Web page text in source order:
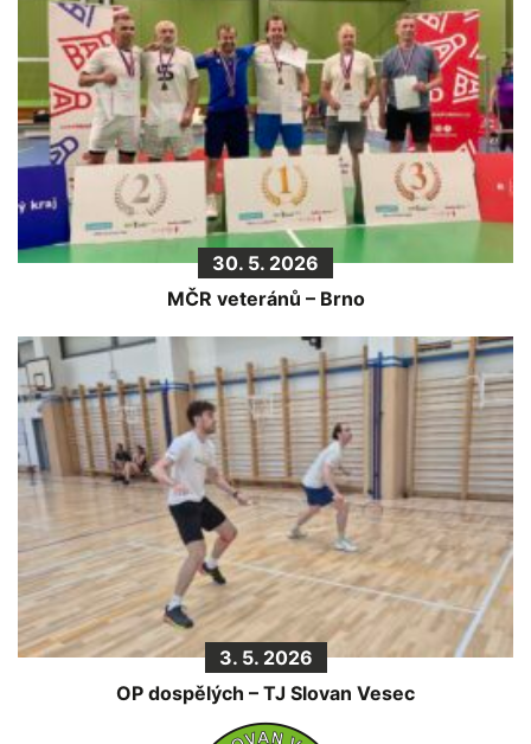
30. 5. 2026
MČR veteránů – Brno
3. 5. 2026
OP dospělých – TJ Slovan Vesec